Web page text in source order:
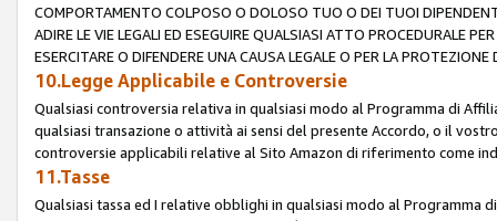
COMPORTAMENTO COLPOSO O DOLOSO TUO O DEI TUOI
ADIRE LE VIE LEGALI ED ESEGUIRE QUALSIASI ATTO PROCEDURALE
ESERCITARE O DIFENDERE UNA CAUSA LEGALE O PER LA
10.Legge Applicabile e Controversie
Qualsiasi controversia relativa in qualsiasi modo al Programma di
qualsiasi transazione o attività ai sensi del presente Accordo, o il
controversie applicabili relative al Sito Amazon di riferimento come
11.Tasse
Qualsiasi tassa ed I relative obblighi in qualsiasi modo al